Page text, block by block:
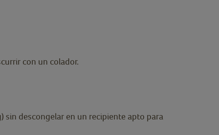
con un colador.
sin descongelar en un recipiente apto para